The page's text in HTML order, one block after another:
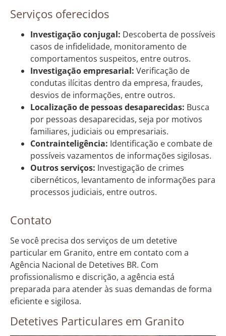
Serviços oferecidos
Investigação conjugal: Descoberta de possíveis
casos de infidelidade, monitoramento de
comportamentos suspeitos, entre outros.
Investigação empresarial: Verificação de
condutas ilícitas dentro da empresa, fraudes,
desvios de informações, entre outros.
Localização de pessoas desaparecidas: Busca
por pessoas desaparecidas, seja por motivos
familiares, judiciais ou empresariais.
Contrainteligência: Identificação e combate de
possíveis vazamentos de informações sigilosas.
Outros serviços: Investigação de crimes
cibernéticos, levantamento de informações para
processos judiciais, entre outros.
Contato
Se você precisa dos serviços de um detetive
particular em Granito, entre em contato com a
Agência Nacional de Detetives BR. Com
profissionalismo e discrição, a agência está
preparada para atender às suas demandas de forma
eficiente e sigilosa.
Detetives Particulares em Granito